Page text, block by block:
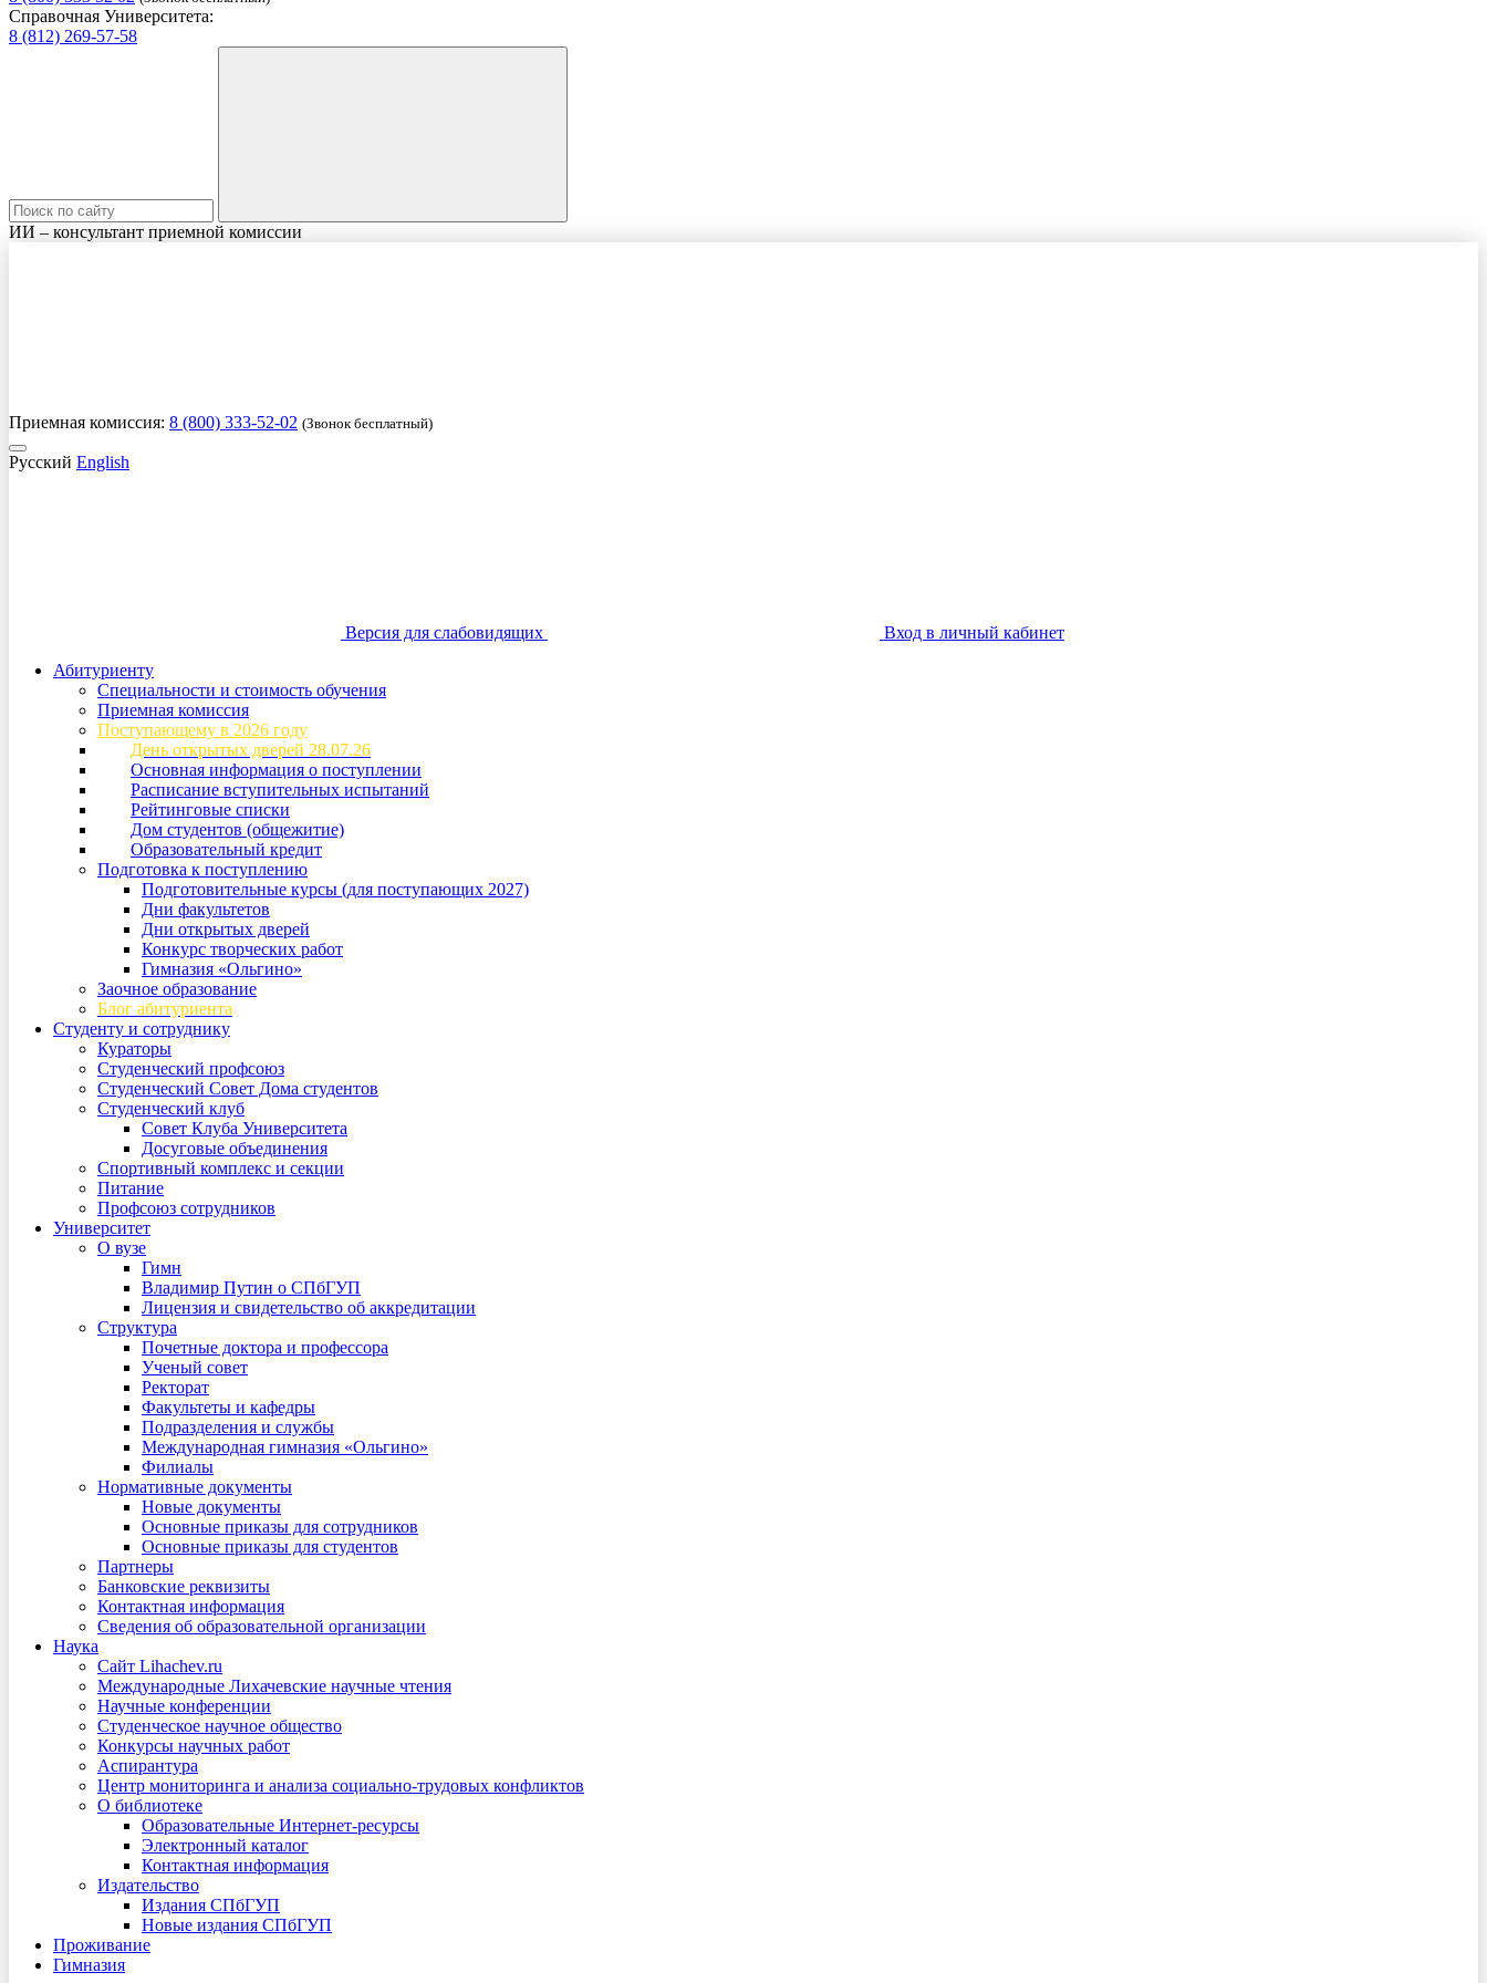
Справочная Университета:
8 (812) 269-57-58
ИИ – консультант приемной комиссии
Приемная комиссия: 8 (800) 333-52-02 (Звонок бесплатный)
Русский English
Версия для слабовидящих
Вход в личный кабинет
Абитуриенту
Специальности и стоимость обучения
Приемная комиссия
Поступающему в 2026 году
День открытых дверей 28.07.26
Основная информация о поступлении
Расписание вступительных испытаний
Рейтинговые списки
Дом студентов (общежитие)
Образовательный кредит
Подготовка к поступлению
Подготовительные курсы (для поступающих 2027)
Дни факультетов
Дни открытых дверей
Конкурс творческих работ
Гимназия «Ольгино»
Заочное образование
Блог абитуриента
Студенту и сотруднику
Кураторы
Студенческий профсоюз
Студенческий Совет Дома студентов
Студенческий клуб
Совет Клуба Университета
Досуговые объединения
Спортивный комплекс и секции
Питание
Профсоюз сотрудников
Университет
О вузе
Гимн
Владимир Путин о СПбГУП
Лицензия и свидетельство об аккредитации
Структура
Почетные доктора и профессора
Ученый совет
Ректорат
Факультеты и кафедры
Подразделения и службы
Международная гимназия «Ольгино»
Филиалы
Нормативные документы
Новые документы
Основные приказы для сотрудников
Основные приказы для студентов
Партнеры
Банковские реквизиты
Контактная информация
Сведения об образовательной организации
Наука
Сайт Lihachev.ru
Международные Лихачевские научные чтения
Научные конференции
Студенческое научное общество
Конкурсы научных работ
Аспирантура
Центр мониторинга и анализа социально-трудовых конфликтов
О библиотеке
Образовательные Интернет-ресурсы
Электронный каталог
Контактная информация
Издательство
Издания СПбГУП
Новые издания СПбГУП
Проживание
Гимназия